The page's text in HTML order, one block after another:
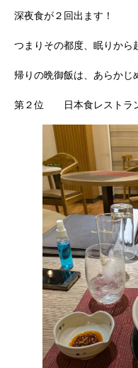
深夜食が２回出ます！
つまりその都度、眠りから
帰りの晩御飯は、あらかじ
第２位 日本食レストラ